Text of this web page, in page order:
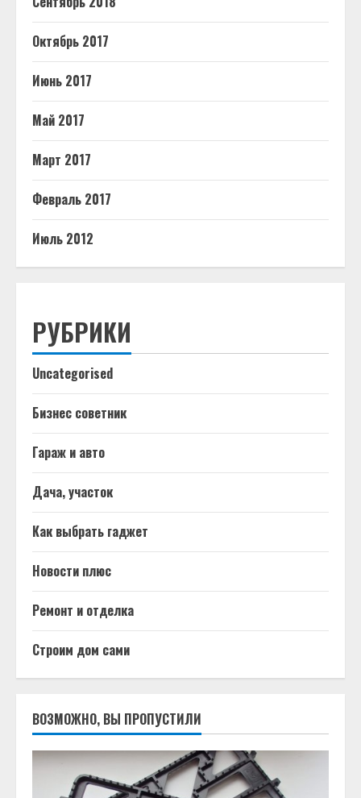
Октябрь 2017
Июнь 2017
Май 2017
Март 2017
Февраль 2017
Июль 2012
РУБРИКИ
Uncategorised
Бизнес советник
Гараж и авто
Дача, участок
Как выбрать гаджет
Новости плюс
Ремонт и отделка
Строим дом сами
ВОЗМОЖНО, ВЫ ПРОПУСТИЛИ